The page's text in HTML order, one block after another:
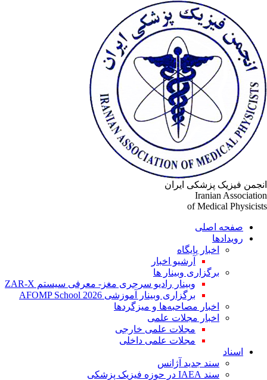
فیزیک پزشکی ایران
Iranian
of Medical
صفحه اصلی
رویدادها
اخبار پایگاه
آرشیو اخبار
برگزاری وبینار ها
وبینار رادیو سرجری مغز- معرفی سیستم ZAR-X
برگزاری وبینار آموزشی AFOMP School 2026
اخبار مصاحبه‌ها و میزگردها
اخبار مجلات علمی
مجلات علمی خارجی
مجلات علمی داخلی
اسناد
سند جدید آژانس
سند IAEA در حوزه فیزیک پزشکی